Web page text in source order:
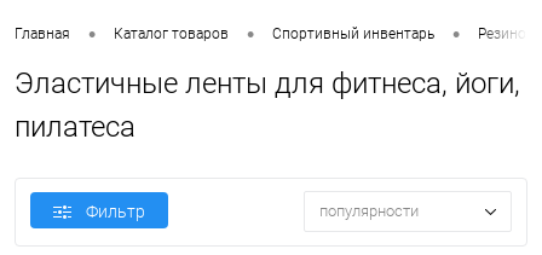
Главная • Каталог товаров • Спортивный инвентарь •
Эластичные ленты для фитнеса, йоги,
пилатеса
Фильтр популярности